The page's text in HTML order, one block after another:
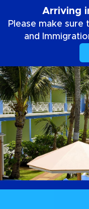
Arriving
Please make
and